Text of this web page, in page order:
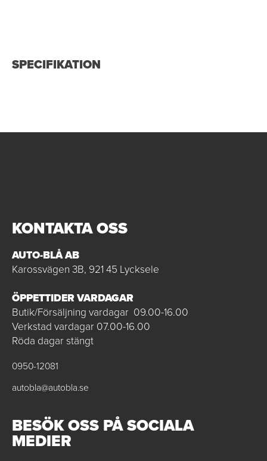
SPECIFIKATION
KONTAKTA OSS
AUTO-BLÅ AB
Karossvägen 3B, 921 45 Lycksele
ÖPPETTIDER VARDAGAR
Butik/Försäljning vardagar 09.00-16.00
Verkstad vardagar 07.00-16.00
Röda dagar stängt
0950-12081
autobla@autobla.se
BESÖK OSS PÅ SOCIALA
MEDIER